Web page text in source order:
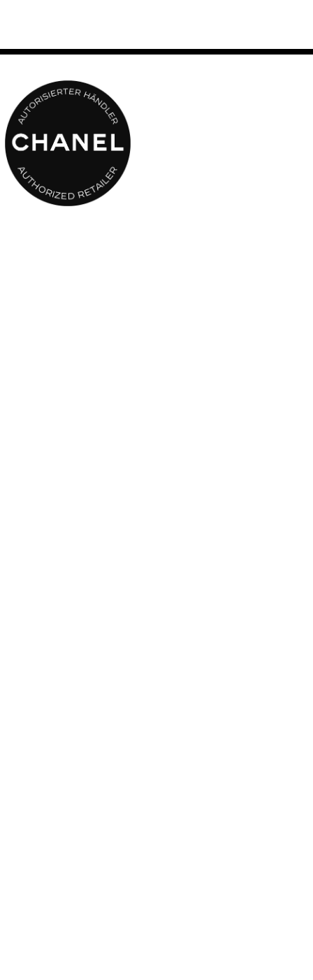
sensible Haut, sowie für jeden Stil – Vollbart, 3-Tage-Bart oder
Die BLEU DE CHANEL 3-in-1 Feuchtigkeitspflege auf die saubere
und trockene Haut auftragen oder nach der Rasur anwenden, um
die Haut zu beruhigen, sie mit Feuchtigkeit zu versorgen und den
Bart geschmeidiger zu machen und in Form zu bringen.